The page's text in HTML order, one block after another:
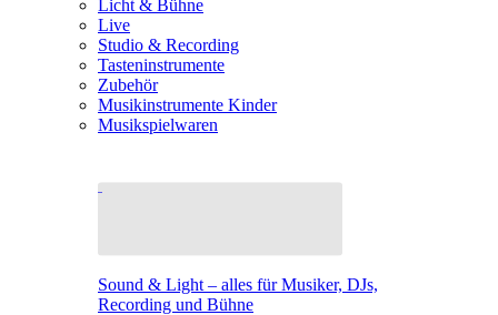
Licht & Bühne
Live
Studio & Recording
Tasteninstrumente
Zubehör
Musikinstrumente Kinder
Musikspielwaren
Sound & Light – alles für Musiker, DJs,
Recording und Bühne